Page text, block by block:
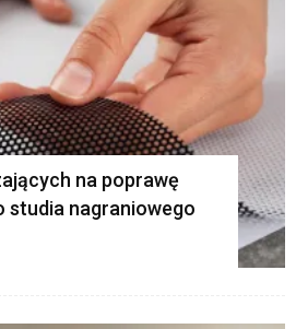
na poprawę
studia nagraniowego